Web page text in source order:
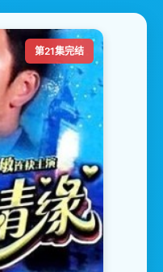
第21集完结